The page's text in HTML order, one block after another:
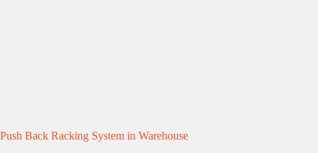
Push Back Racking System in Warehouse